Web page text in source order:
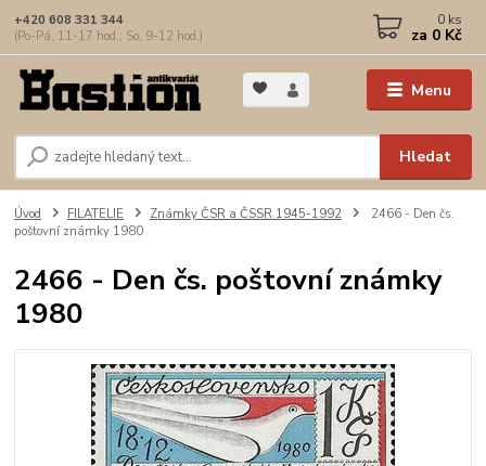
Menu
Hledat
+420 608 331 344
(Po-Pá, 11-17 hod.; So, 9-12 hod.)
0 ks
za 0 Kč
Úvod FILATELIE Známky ČSR a ČSSR 1945-1992
2466 - Den čs.
poštovní známky 1980
2466 - Den čs. poštovní známky
1980